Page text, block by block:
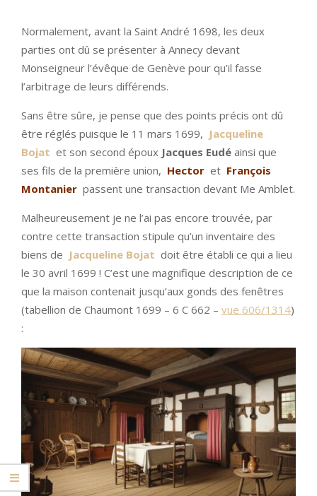
Normalement, avant la Saint André 1698, les deux
parties ont dû se présenter à Annecy devant
Monseigneur l’évêque de Genève pour qu’il fasse
l’arbitrage de leurs différends.
Sans être sûre, je pense que des points précis ont dû
être réglés puisque le 11 mars 1699, Jacqueline
Bojat et son second époux Jacques Eudé ainsi que
ses fils de la première union, Hector et François
Montanier passent une transaction devant Me Amblet.
Malheureusement je ne l’ai pas encore trouvée, par
contre cette transaction stipule qu’un inventaire des
biens de Jacqueline Bojat doit être établi ce qui a lieu
le 30 avril 1699 ! C’est une magnifique description de ce
que la maison contenait jusqu’aux gonds des fenêtres
(tabellion de Chaumont 1699 – 6 C 662 – vue 606/1314)
: